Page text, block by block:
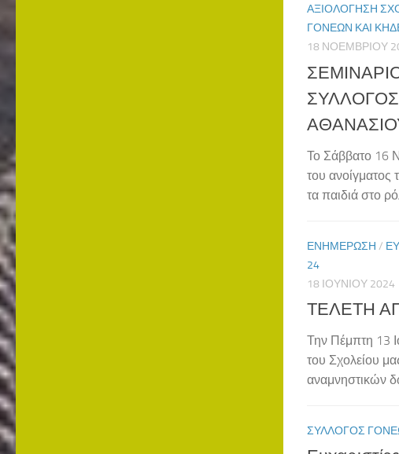
ΑΞΙΟΛΟΓΗΣΗ
ΓΟΝΈΩΝ ΚΑΙ
18 ΝΟΕΜΒΡΊΟΥ
Το Σάββατο 16
του ανοίγματος
τα παιδιά στο
ΕΝΗΜΕΡΩΣΗ /
24
18 ΙΟΥΝΊΟΥ 2024
ΤΕΛΕΤΗ
Την Πέμπτη 13
του Σχολείου
αναμνηστικών
ΣΎΛΛΟΓΟΣ